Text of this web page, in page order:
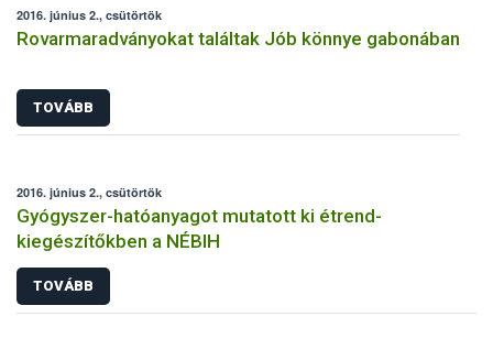
2016. június 2., csütörtök
Rovarmaradványokat találtak Jób könnye gabonában
TOVÁBB
2016. június 2., csütörtök
Gyógyszer-hatóanyagot mutatott ki étrend-
kiegészítőkben a NÉBIH
TOVÁBB